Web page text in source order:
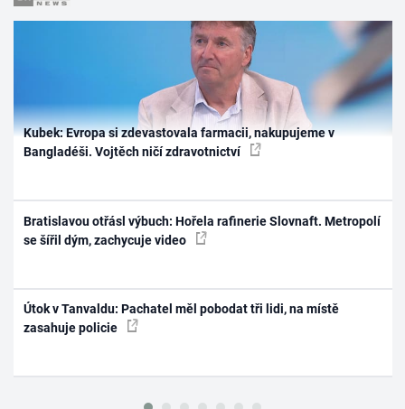
Kubek: Evropa si zdevastovala farmacii, nakupujeme v
Bangladéši. Vojtěch ničí zdravotnictví
Bratislavou otřásl výbuch: Hořela rafinerie Slovnaft. Metropolí
se šířil dým, zachycuje video
Útok v Tanvaldu: Pachatel měl pobodat tři lidi, na místě
zasahuje policie